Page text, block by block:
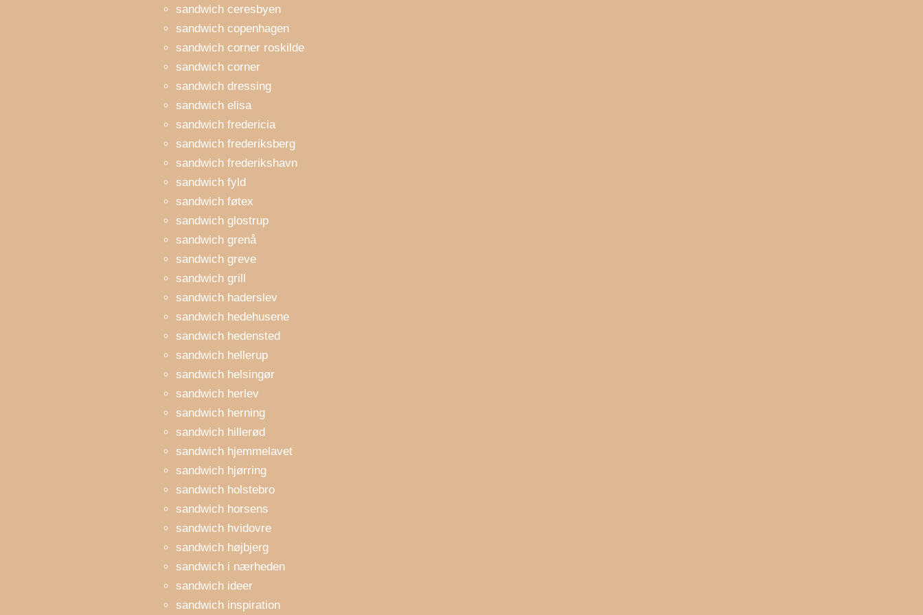
sandwich ceresbyen
sandwich copenhagen
sandwich corner roskilde
sandwich corner
sandwich dressing
sandwich elisa
sandwich fredericia
sandwich frederiksberg
sandwich frederikshavn
sandwich fyld
sandwich føtex
sandwich glostrup
sandwich grenå
sandwich greve
sandwich grill
sandwich haderslev
sandwich hedehusene
sandwich hedensted
sandwich hellerup
sandwich helsingør
sandwich herlev
sandwich herning
sandwich hillerød
sandwich hjemmelavet
sandwich hjørring
sandwich holstebro
sandwich horsens
sandwich hvidovre
sandwich højbjerg
sandwich i nærheden
sandwich ideer
sandwich inspiration